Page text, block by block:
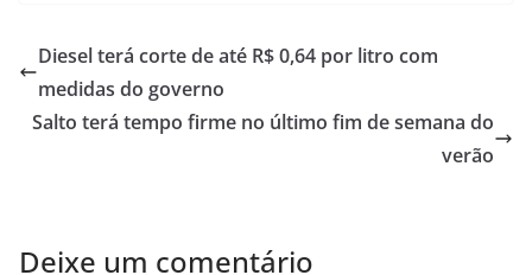
b
o
o
k
s
A
p
p
e
d
I
n
g
r
a
m
Diesel terá corte de até R$ 0,64 por litro com
medidas do governo
Salto terá tempo firme no último fim de semana do
verão
Deixe um comentário